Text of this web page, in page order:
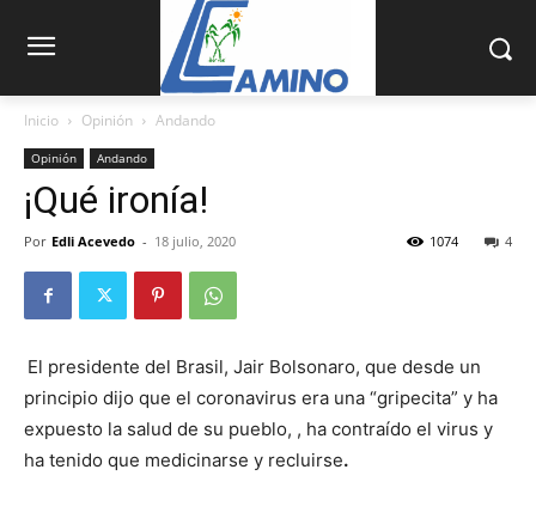
Inicio Opinión Andando
Opinión Andando
¡Qué ironía!
Por Edli Acevedo - 18 julio, 2020 4
1074
El presidente del Brasil, Jair Bolsonaro, que desde un
principio dijo que el coronavirus era una “gripecita” y ha
expuesto la salud de su pueblo, , ha contraído el virus y
ha tenido que medicinarse y recluirse.